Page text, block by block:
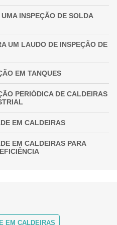
INSPEÇÃO DE SOLDA
UM LAUDO DE INSPEÇÃO DE
EM TANQUES
PERIÓDICA DE CALDEIRAS
EM CALDEIRAS
EM CALDEIRAS PARA
EM CALDEIRAS: COMO
EM CALDEIRAS